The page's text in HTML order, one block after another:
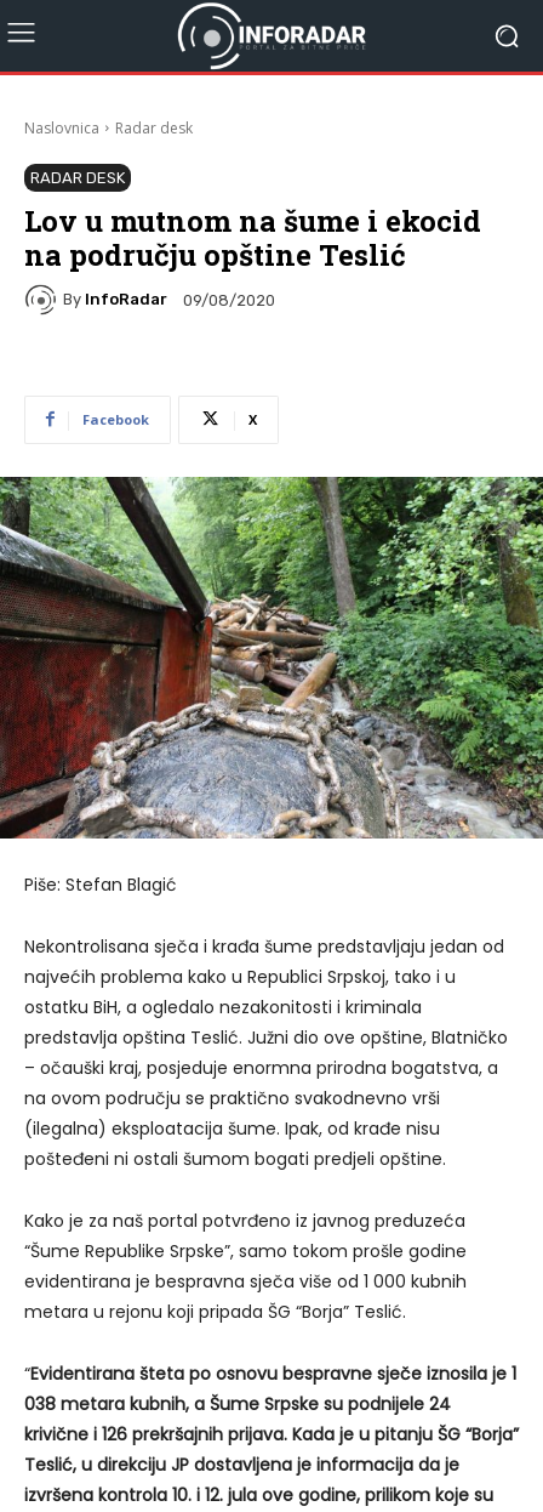
Naslovnica Radar desk
RADAR DESK
Lov u mutnom na šume i ekocid
na području opštine Teslić
By InfoRadar 09/08/2020
Facebook X
Piše: Stefan Blagić
Nekontrolisana sječa i krađa šume predstavljaju jedan od
najvećih problema kako u Republici Srpskoj, tako i u
ostatku BiH, a ogledalo nezakonitosti i kriminala
predstavlja opština Teslić. Južni dio ove opštine, Blatničko
– očauški kraj, posjeduje enormna prirodna bogatstva, a
na ovom području se praktično svakodnevno vrši
(ilegalna) eksploatacija šume. Ipak, od krađe nisu
pošteđeni ni ostali šumom bogati predjeli opštine.
Kako je za naš portal potvrđeno iz javnog preduzeća
“Šume Republike Srpske”, samo tokom prošle godine
evidentirana je bespravna sječa više od 1 000 kubnih
metara u rejonu koji pripada ŠG “Borja” Teslić.
“Evidentirana šteta po osnovu bespravne sječe iznosila je 1
038 metara kubnih, a Šume Srpske su podnijele 24
krivične i 126 prekršajnih prijava. Kada je u pitanju ŠG “Borja”
Teslić, u direkciju JP dostavljena je informacija da je
izvršena kontrola 10. i 12. jula ove godine, prilikom koje su